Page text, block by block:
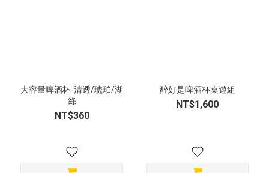
大容量啤酒杯-清透/琥珀/湖
綠
NT$360
醉好是啤酒杯桌遊組
NT$1,600